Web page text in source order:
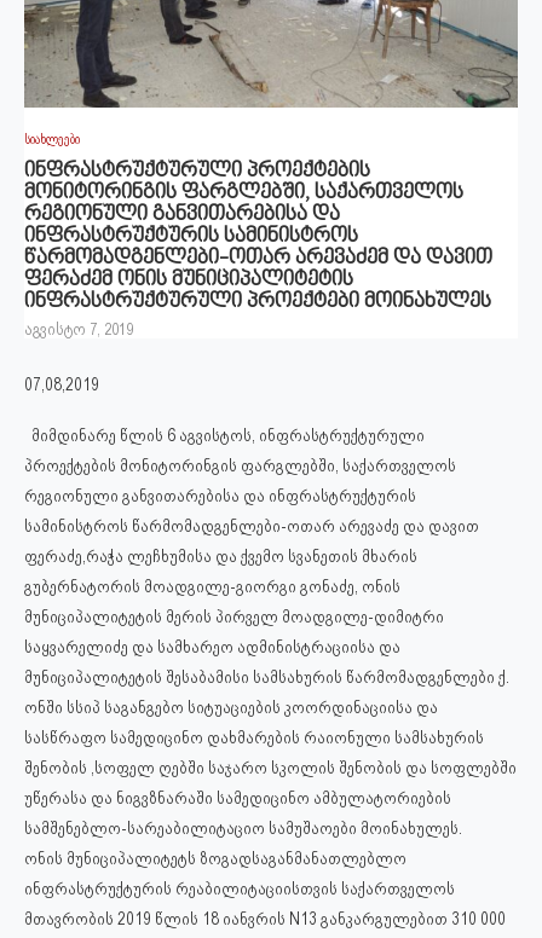
სიახლეები
ინფრასტრუქტურული პროექტების
მონიტორინგის ფარგლებში, საქართველოს
რეგიონული განვითარებისა და
ინფრასტრუქტურის სამინისტროს
წარმომადგენლები-ოთარ არევაძემ და დავით
ფერაძემ ონის მუნიციპალიტეტის
ინფრასტრუქტურული პროექტები მოინახულეს
აგვისტო 7, 2019
07,08,2019
მიმდინარე წლის 6 აგვისტოს, ინფრასტრუქტურული
პროექტების მონიტორინგის ფარგლებში, საქართველოს
რეგიონული განვითარებისა და ინფრასტრუქტურის
სამინისტროს წარმომადგენლები-ოთარ არევაძე და დავით
ფერაძე,რაჭა ლეჩხუმისა და ქვემო სვანეთის მხარის
გუბერნატორის მოადგილე-გიორგი გონაძე, ონის
მუნიციპალიტეტის მერის პირველ მოადგილე-დიმიტრი
საყვარელიძე და სამხარეო ადმინისტრაციისა და
მუნიციპალიტეტის შესაბამისი სამსახურის წარმომადგენლები ქ.
ონში სსიპ საგანგებო სიტუაციების კოორდინაციისა და
სასწრაფო სამედიცინო დახმარების რაიონული სამსახურის
შენობის ,სოფელ ღებში საჯარო სკოლის შენობის და სოფლებში
უწერასა და ნიგვზნარაში სამედიცინო ამბულატორიების
სამშენებლო-სარეაბილიტაციო სამუშაოები მოინახულეს.
ონის მუნიციპალიტეტს ზოგადსაგანმანათლებლო
ინფრასტრუქტურის რეაბილიტაციისთვის საქართველოს
მთავრობის 2019 წლის 18 იანვრის N13 განკარგულებით 310 000